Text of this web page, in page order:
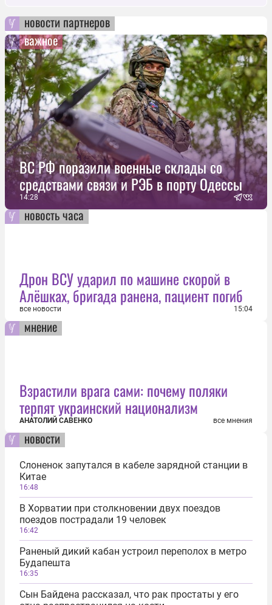
новости партнеров
важное
ВС РФ поразили военные склады со
средствами связи и РЭБ в порту Одессы
14:28
новость часа
Дрон ВСУ ударил по машине скорой в
Алёшках, бригада ранена, пациент погиб
все новости 15:04
мнение
Взрастили врага сами: почему поляки
терпят украинский национализм
АНАТОЛИЙ САВЕНКО все мнения
новости
Слоненок запутался в кабеле зарядной станции в
Китае
16:48
В Хорватии при столкновении двух поездов
поездов пострадали 19 человек
16:42
Раненый дикий кабан устроил переполох в метро
Будапешта
16:35
Сын Байдена рассказал, что рак простаты у его